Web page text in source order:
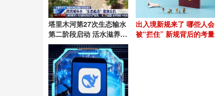
塔里木河第27次生态输水
第二阶段启动 活水滋养绿
洲
出入境新规来了 哪些人会
被“拦住” 新规背后的考量